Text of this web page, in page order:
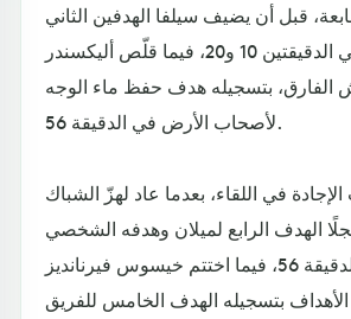
قبل أن يضيف سيلفا الهدفين الثاني
والثالث في الدقيقتين 10 و20، فيما قلّص أليكسندر
الفارق، بتسجيله هدف حفظ ماء الوجه
لأصحاب الأرض في الدقيقة 56.
في اللقاء، بعدما عاد لهزّ الشباك
الهدف الرابع لميلان وهدفه الشخصي
الثالث في الدقيقة 56، فيما اختتم خيسوس فيرنانديز
بتسجيله الهدف الخامس للفريق